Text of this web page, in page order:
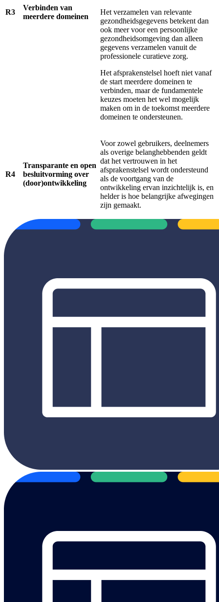
R3
Verbinden van
meerdere domeinen
Het verzamelen van relevante
gezondheidsgegevens betekent dan
ook meer voor een persoonlijke
gezondheidsomgeving dan alleen
gegevens verzamelen vanuit de
professionele curatieve zorg.
Het afsprakenstelsel hoeft niet vanaf
de start meerdere domeinen te
verbinden, maar de fundamentele
keuzes moeten het wel mogelijk
maken om in de toekomst meerdere
domeinen te ondersteunen.
R4
Transparante en open
besluitvorming over
(door)ontwikkeling
Voor zowel gebruikers, deelnemers
als overige belanghebbenden geldt
dat het vertrouwen in het
afsprakenstelsel wordt ondersteund
als de voortgang van de
ontwikkeling ervan inzichtelijk is, en
helder is hoe belangrijke afwegingen
zijn gemaakt.